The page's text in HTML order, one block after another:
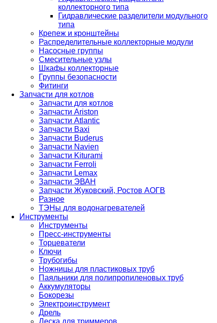
коллекторного типа
Гидравлические разделители модульного
типа
Крепеж и кронштейны
Распределительные коллекторные модули
Насосные группы
Смесительные узлы
Шкафы коллекторные
Группы безопасности
Фитинги
Запчасти для котлов
Запчасти для котлов
Запчасти Ariston
Запчасти Atlantic
Запчасти Baxi
Запчасти Buderus
Запчасти Navien
Запчасти Kiturami
Запчасти Ferroli
Запчасти Lemax
Запчасти ЭВАН
Запчасти Жуковский, Ростов АОГВ
Разное
ТЭНы для водонагревателей
Инструменты
Инструменты
Пресс-инструменты
Торцеватели
Ключи
Трубогибы
Ножницы для пластиковых труб
Паяльники для полипропиленовых труб
Аккумуляторы
Бокорезы
Электроинструмент
Дрель